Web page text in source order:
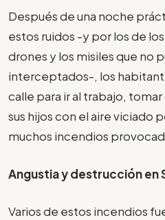
Después de una noche
estos ruidos -y por los de
drones y los misiles que no
interceptados-, los
calle para ir al trabajo, tomar
sus hijos con el aire viciado
muchos incendios
Angustia y destrucción en
Varios de estos incendios